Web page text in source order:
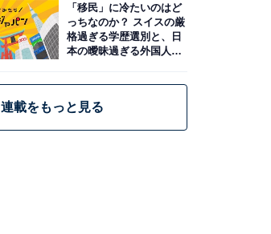
「移民」に冷たいのはど
っちなのか？ スイスの厳
格過ぎる学歴選別と、日
本の曖昧過ぎる外国人政
連載をもっと見る